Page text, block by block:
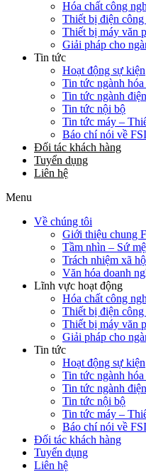
Hóa chất công
Thiết bị điện
Thiết bị máy văn
Giải pháp cho
Tin tức
Hoạt động sự kiện
Tin tức ngành hóa
Tin tức ngành điện
Tin tức nội bộ
Tin tức máy –
Báo chí nói về FSI
Đối tác khách hàng
Tuyển dụng
Liên hệ
Menu
Về chúng tôi
Giới thiệu chung
Tầm nhìn – Sứ
Trách nhiệm xã
Văn hóa doanh
Lĩnh vực hoạt động
Hóa chất công
Thiết bị điện
Thiết bị máy văn
Giải pháp cho
Tin tức
Hoạt động sự kiện
Tin tức ngành hóa
Tin tức ngành điện
Tin tức nội bộ
Tin tức máy –
Báo chí nói về FSI
Đối tác khách hàng
Tuyển dụng
Liên hệ